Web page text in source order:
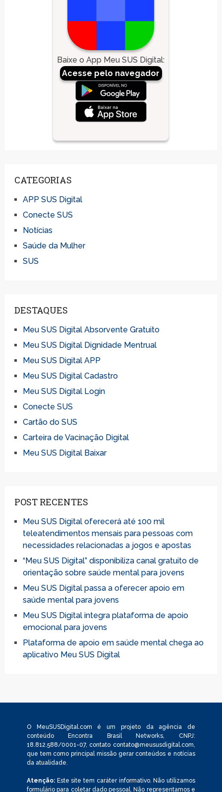
Baixe o App Meu SUS Digital:
Acesse pelo navegador
CATEGORIAS
APP SUS Digital
Conecte SUS
Notícias
Saúde da Mulher
SUS
DESTAQUES
Meu SUS Digital Absorvente Gratuito
Meu SUS Digital Dignidade Mentrual
Meu SUS Digital APP
Meu SUS Digital Cadastro
Meu SUS Digital Login
Conecte SUS
Cartão do SUS
Carteira de Vacinação Digital
Meu SUS Digital Baixar
POST RECENTES
Meu SUS Digital oferecerá até 100 mil
teleatendimentos mensais para pessoas com
necessidades relacionadas a jogos e apostas
“Meu SUS Digital” disponibiliza canal gratuito de
orientação sobre saúde mental para jovens
Meu SUS Digital passa a oferecer apoio em
saúde mental para jovens
Meu SUS Digital integra plataforma de apoio
emocional para jovens
Plataforma de apoio em saúde mental chega ao
aplicativo Meu SUS Digital
O MeuSUSDigital.com é um projeto da agência de
conteúdo Encontra Brasil Networks, CNPJ:
18.812.588/0001-07, contato contato@meususdigital.com,
que tem como principal missão gerar conteúdos e notícias
da atualidade.
Atenção:Este site tem caráter informativo. Não utilizamos
formulário para coletar dado pessoal. Não representamos e